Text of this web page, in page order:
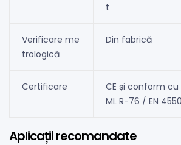
t
Verificare me
trologică
Din fabrică
Certificare
CE și conform
ML R-76 / EN
Aplicații recomandate